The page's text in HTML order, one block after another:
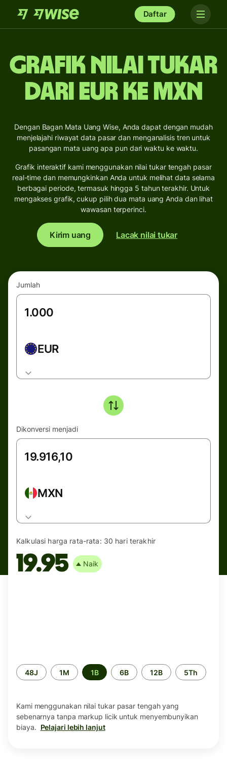
Daftar
Grafik Nilai Tukar
dari EUR ke MXN
Dengan Bagan Mata Uang Wise, Anda dapat dengan mudah
menjelajahi riwayat data pasar dan menganalisis tren untuk
pasangan mata uang apa pun dari waktu ke waktu.
Grafik interaktif kami menggunakan nilai tukar tengah pasar
real-time dan memungkinkan Anda untuk melihat data selama
berbagai periode, termasuk hingga 5 tahun terakhir. Untuk
mengakses grafik, cukup pilih dua mata uang Anda dan lihat
wawasan terperinci.
Kirim uang Lacak nilai tukar
Jumlah
EUR
Dikonversi menjadi
MXN
Kalkulasi harga rata-rata: 30 hari terakhir
19.95 Naik
Periode
waktu
48J 1M 1B 6B 12B 5Th
Kami menggunakan nilai tukar pasar tengah yang
sebenarnya tanpa markup licik untuk menyembunyikan
biaya. Pelajari lebih lanjut